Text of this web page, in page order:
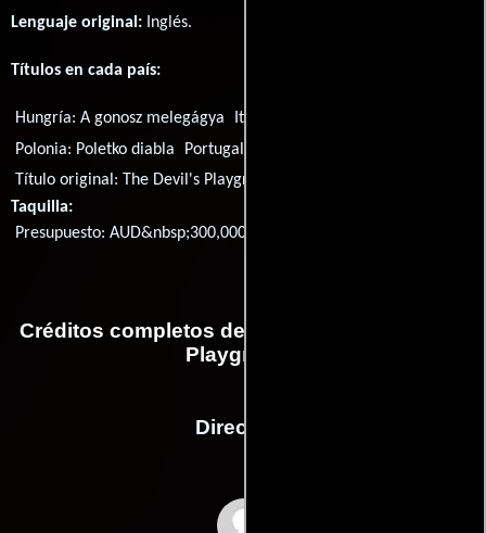
Lenguaje original: Inglés.
Títulos en cada país:
Hungría:A gonosz melegágya Italia:
Polonia: Poletko diabla Portugal:
Título original: The Devil's Playground
Taquilla:
Presupuesto: AUD&nbsp;300,000
Créditos completos de la película The Devil's
Playground
Dirección